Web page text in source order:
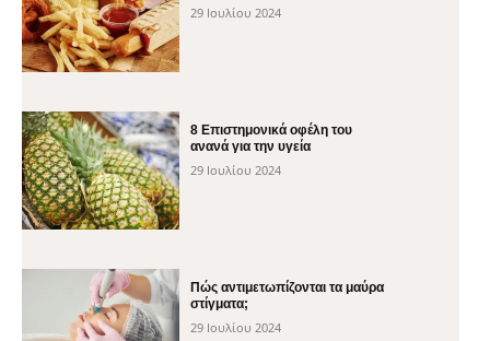
29 Ιουλίου 2024
8 Επιστημονικά οφέλη του
ανανά για την υγεία
29 Ιουλίου 2024
Πώς αντιμετωπίζονται τα μαύρα
στίγματα;
29 Ιουλίου 2024